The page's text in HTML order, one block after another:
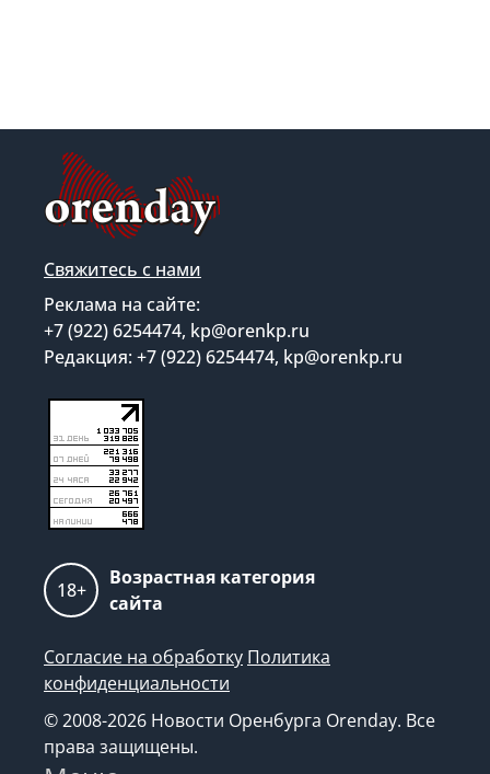
Свяжитесь с нами
Реклама на сайте:
+7 (922) 6254474, kp@orenkp.ru
Редакция: +7 (922) 6254474, kp@orenkp.ru
18+
Возрастная категория
сайта
Согласие на обработку Политика
конфиденциальности
© 2008-2026 Новости Оренбурга Orenday. Все
права защищены.